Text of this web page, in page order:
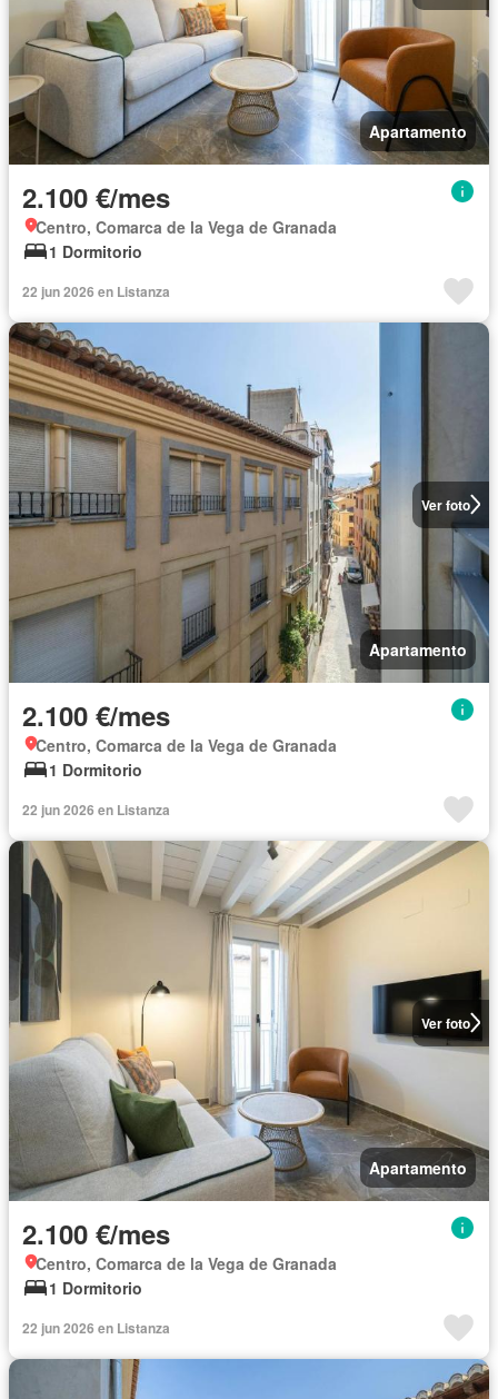
Apartamento
2.100 €/mes
Centro, Comarca de la Vega de Granada
1 Dormitorio
22 jun 2026 en Listanza
Ver foto
Apartamento
2.100 €/mes
Centro, Comarca de la Vega de Granada
1 Dormitorio
22 jun 2026 en Listanza
Ver foto
Apartamento
2.100 €/mes
Centro, Comarca de la Vega de Granada
1 Dormitorio
22 jun 2026 en Listanza